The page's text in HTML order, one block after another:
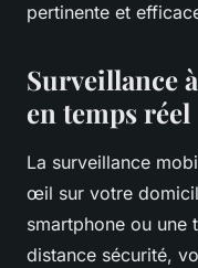
pertinente et
Surveillance
en temps réel
La surveillance
œil sur votre
smartphone ou une
distance sécurité,